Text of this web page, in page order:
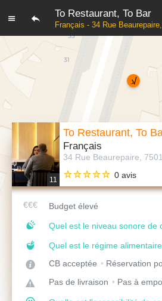
To Restaurant, To Bar
Français - 34 Rue
11
To Restaurant, To
Français
34 Rue Beaurepaire,
0 avis
Budget élevé
Quel est le niveau sonore de
Quel est le régime
CB acceptée
Réservation
Pas de livraison
Pas à